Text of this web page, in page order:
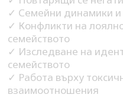
✓ Семейни динамики
✓ Конфликти на
семейството
✓ Изследване на
семейството
✓ Работа върху
взаимоотношения